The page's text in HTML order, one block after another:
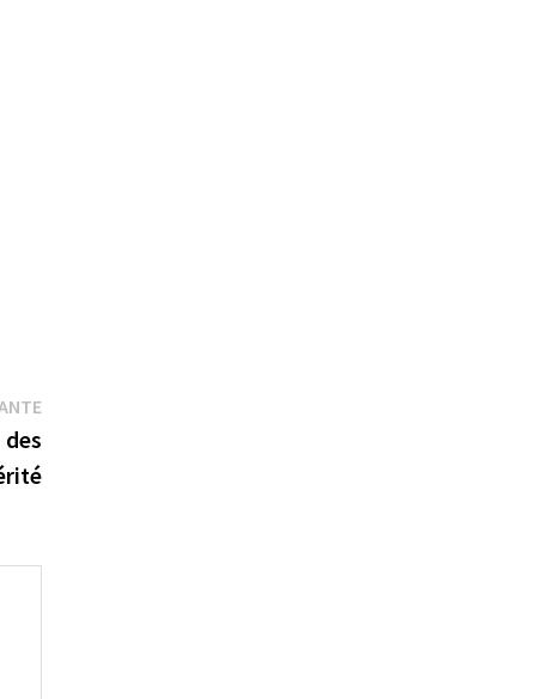
Publication
suivante :